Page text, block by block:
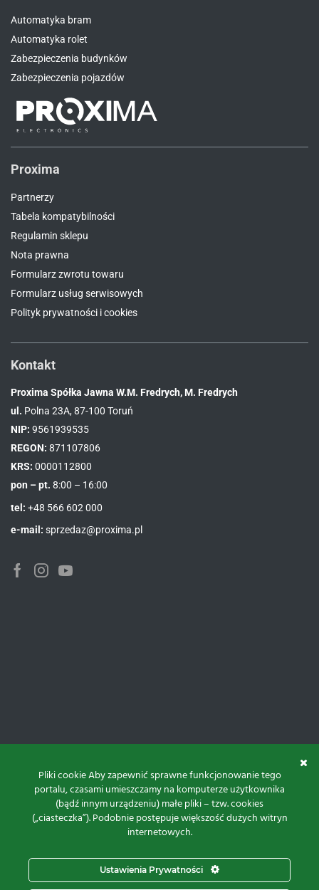
Automatyka bram
Automatyka rolet
Zabezpieczenia budynków
Zabezpieczenia pojazdów
Proxima
Partnerzy
Tabela kompatybilności
Regulamin sklepu
Nota prawna
Formularz zwrotu towaru
Formularz usług serwisowych
Polityk prywatności i cookies
Kontakt
Proxima Spółka Jawna W.M. Fredrych, M. Fredrych
ul. Polna 23A, 87-100 Toruń
NIP: 9561939535
REGON: 871107806
KRS: 0000112800
pon – pt. 8:00 – 16:00
tel: +48 566 602 000
e-mail: sprzedaz@proxima.pl
FacebookInstagramYoutube
Projekt i realizacja:
Pliki cookie Aby zapewnić sprawne funkcjonowanie tego
portalu, czasami umieszczamy na komputerze użytkownika
(bądź innym urządzeniu) małe pliki – tzw. cookies
(„ciasteczka”). Podobnie postępuje większość dużych witryn
internetowych.
Ustawienia Prywatności